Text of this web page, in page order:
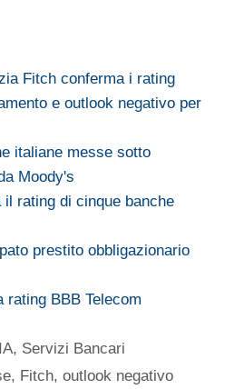
Fitch conferma i rating
e outlook negativo per
italiane messe sotto
Moody's
il rating di cinque banche
prestito obbligazionario
rating BBB Telecom
, Servizi Bancari
, Fitch,outlook negativo